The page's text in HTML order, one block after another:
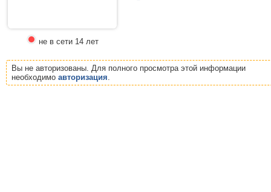
не в сети 14 лет
Вы не авторизованы. Для полного просмотра этой информации
необходимо авторизация.